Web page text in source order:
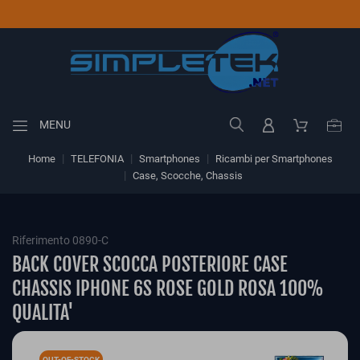
MENU
Home TELEFONIA Smartphones
Ricambi per Smartphones
Case, Scocche, Chassis
Riferimento 0890-C
BACK COVER SCOCCA POSTERIORE CASE
CHASSIS IPHONE 6S ROSE GOLD ROSA 100%
QUALITA'